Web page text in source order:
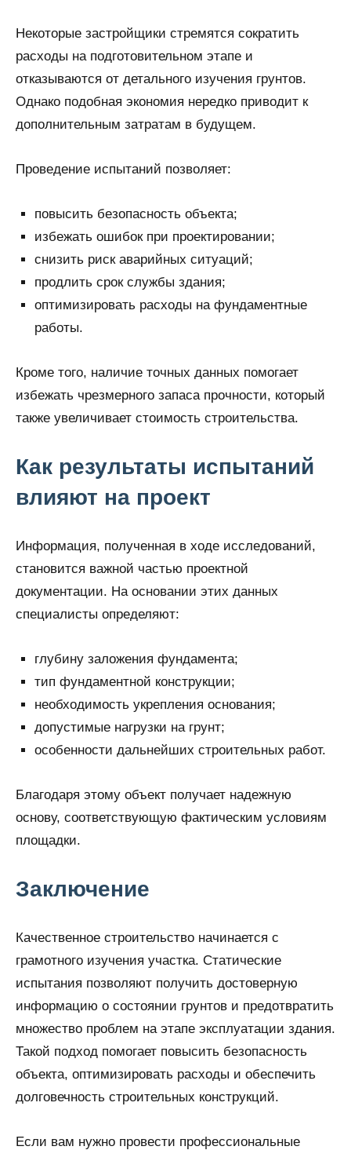
Некоторые застройщики стремятся сократить
расходы на подготовительном этапе и
отказываются от детального изучения грунтов.
Однако подобная экономия нередко приводит к
дополнительным затратам в будущем.
Проведение испытаний позволяет:
повысить безопасность объекта;
избежать ошибок при проектировании;
снизить риск аварийных ситуаций;
продлить срок службы здания;
оптимизировать расходы на фундаментные
работы.
Кроме того, наличие точных данных помогает
избежать чрезмерного запаса прочности, который
также увеличивает стоимость строительства.
Как результаты испытаний
влияют на проект
Информация, полученная в ходе исследований,
становится важной частью проектной
документации. На основании этих данных
специалисты определяют:
глубину заложения фундамента;
тип фундаментной конструкции;
необходимость укрепления основания;
допустимые нагрузки на грунт;
особенности дальнейших строительных работ.
Благодаря этому объект получает надежную
основу, соответствующую фактическим условиям
площадки.
Заключение
Качественное строительство начинается с
грамотного изучения участка. Статические
испытания позволяют получить достоверную
информацию о состоянии грунтов и предотвратить
множество проблем на этапе эксплуатации здания.
Такой подход помогает повысить безопасность
объекта, оптимизировать расходы и обеспечить
долговечность строительных конструкций.
Если вам нужно провести профессиональные